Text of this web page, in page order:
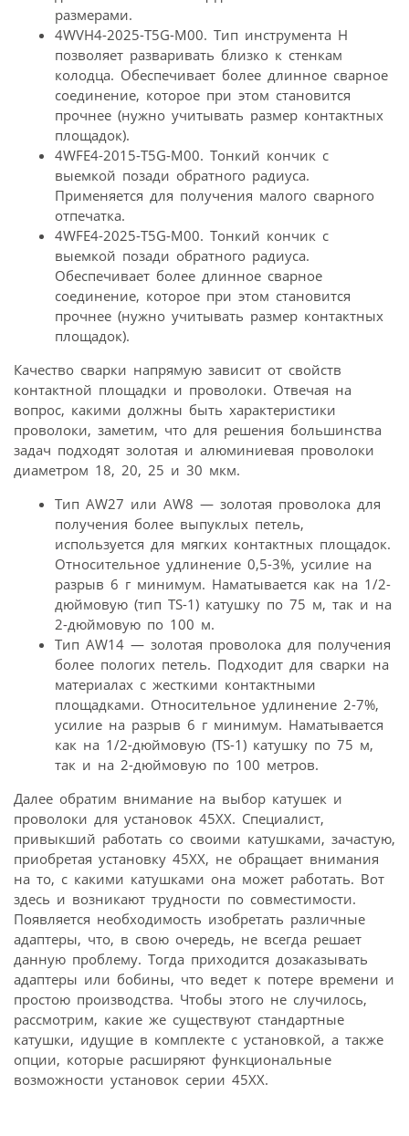
размерами.
4WVH4-2025-T5G-M00. Тип инструмента H
позволяет разваривать близко к стенкам
колодца. Обеспечивает более длинное сварное
соединение, которое при этом становится
прочнее (нужно учитывать размер контактных
площадок).
4WFE4-2015-T5G-M00. Тонкий кончик с
выемкой позади обратного радиуса.
Применяется для получения малого сварного
отпечатка.
4WFE4-2025-T5G-M00. Тонкий кончик с
выемкой позади обратного радиуса.
Обеспечивает более длинное сварное
соединение, которое при этом становится
прочнее (нужно учитывать размер контактных
площадок).
Качество сварки напрямую зависит от свойств
контактной площадки и проволоки. Отвечая на
вопрос, какими должны быть характеристики
проволоки, заметим, что для решения большинства
задач подходят золотая и алюминиевая проволоки
диаметром 18, 20, 25 и 30 мкм.
Тип AW27 или AW8 — золотая проволока для
получения более выпуклых петель,
используется для мягких контактных площадок.
Относительное удлинение 0,5-3%, усилие на
разрыв 6 г минимум. Наматывается как на 1/2-
дюймовую (тип TS-1) катушку по 75 м, так и на
2-дюймовую по 100 м.
Тип AW14 — золотая проволока для получения
более пологих петель. Подходит для сварки на
материалах с жесткими контактными
площадками. Относительное удлинение 2-7%,
усилие на разрыв 6 г минимум. Наматывается
как на 1/2-дюймовую (TS-1) катушку по 75 м,
так и на 2-дюймовую по 100 метров.
Далее обратим внимание на выбор катушек и
проволоки для установок 45XX. Специалист,
привыкший работать со своими катушками, зачастую,
приобретая установку 45XX, не обращает внимания
на то, с какими катушками она может работать. Вот
здесь и возникают трудности по совместимости.
Появляется необходимость изобретать различные
адаптеры, что, в свою очередь, не всегда решает
данную проблему. Тогда приходится дозаказывать
адаптеры или бобины, что ведет к потере времени и
простою производства. Чтобы этого не случилось,
рассмотрим, какие же существуют стандартные
катушки, идущие в комплекте с установкой, а также
опции, которые расширяют функциональные
возможности установок серии 45XX.